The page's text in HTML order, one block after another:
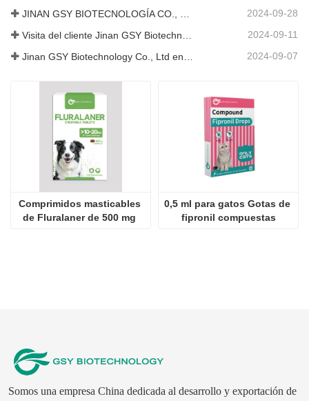
2024-09-28
2024-09-11
Jinan GSY Biotechnology Co., Ltd en la exposición VIV de Nanjing 2024-09-07
Comprimidos masticables
de Fluralaner de 500 mg
0,5 ml para gatos Gotas de
fipronil compuestas
Somos una empresa China dedicada al desarrollo y exportación de